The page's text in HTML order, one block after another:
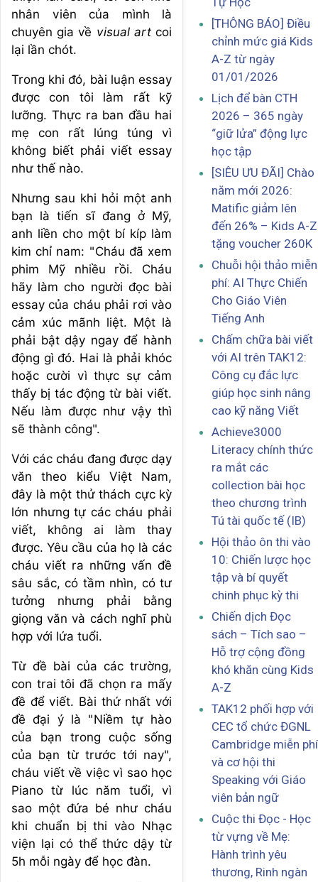
nhân viên của mình là
chuyên gia về visual artcoi
lại lần chót.
Trong khi đó, bài luận essay
được con tôi làm rất kỹ
lưỡng. Thực ra ban đầu hai
mẹ con rất lúng túng vì
không biết phải viết essay
như thế nào.
Nhưng sau khi hỏi một anh
bạn là tiến sĩ đang ở Mỹ,
anh liền cho một bí kíp làm
kim chỉ nam: "Cháu đã xem
phim Mỹ nhiều rồi. Cháu
hãy làm cho người đọc bài
essay của cháu phải rơi vào
cảm xúc mãnh liệt. Một là
phải bật dậy ngay để hành
động gì đó. Hai là phải khóc
hoặc cười vì thực sự cảm
thấy bị tác động từ bài viết.
Nếu làm được như vậy thì
sẽ thành công".
Với các cháu đang được dạy
văn theo kiểu Việt Nam,
đây là một thử thách cực kỳ
lớn nhưng tự các cháu phải
viết, không ai làm thay
được. Yêu cầu của họ là các
cháu viết ra những vấn đề
sâu sắc, có tầm nhìn, có tư
tưởng nhưng phải bằng
giọng văn và cách nghĩ phù
hợp với lứa tuổi.
Từ đề bài của các trường,
con trai tôi đã chọn ra mấy
đề để viết. Bài thứ nhất với
đề đại ý là "Niềm tự hào
của bạn trong cuộc sống
của bạn từ trước tới nay",
cháu viết về việc vì sao học
Piano từ lúc năm tuổi, vì
sao một đứa bé như cháu
khi chuẩn bị thi vào Nhạc
viện lại có thể thức dậy từ
5h mỗi ngày để học đàn.
[THÔNG BÁO] Điều
chỉnh mức giá Kids
A-Z từ ngày
01/01/2026
Lịch để bàn CTH
2026 – 365 ngày
“giữ lửa” động lực
học tập
[SIÊU ƯU ĐÃI] Chào
năm mới 2026:
Matific giảm lên
đến 26% – Kids A-Z
tặng voucher 260K
Chuỗi hội thảo miễn
phí: AI Thực Chiến
Cho Giáo Viên
Tiếng Anh
Chấm chữa bài viết
với AI trên TAK12:
Công cụ đắc lực
giúp học sinh nâng
cao kỹ năng Viết
Achieve3000
Literacy chính thức
ra mắt các
collection bài học
theo chương trình
Tú tài quốc tế (IB)
Hội thảo ôn thi vào
10: Chiến lược học
tập và bí quyết
chinh phục kỳ thi
Chiến dịch Đọc
sách – Tích sao –
Hỗ trợ cộng đồng
khó khăn cùng Kids
A-Z
TAK12 phối hợp với
CEC tổ chức ĐGNL
Cambridge miễn phí
và cơ hội thi
Speaking với Giáo
viên bản ngữ
Cuộc thi Đọc - Học
từ vựng về Mẹ:
Hành trình yêu
thương, Rinh ngàn